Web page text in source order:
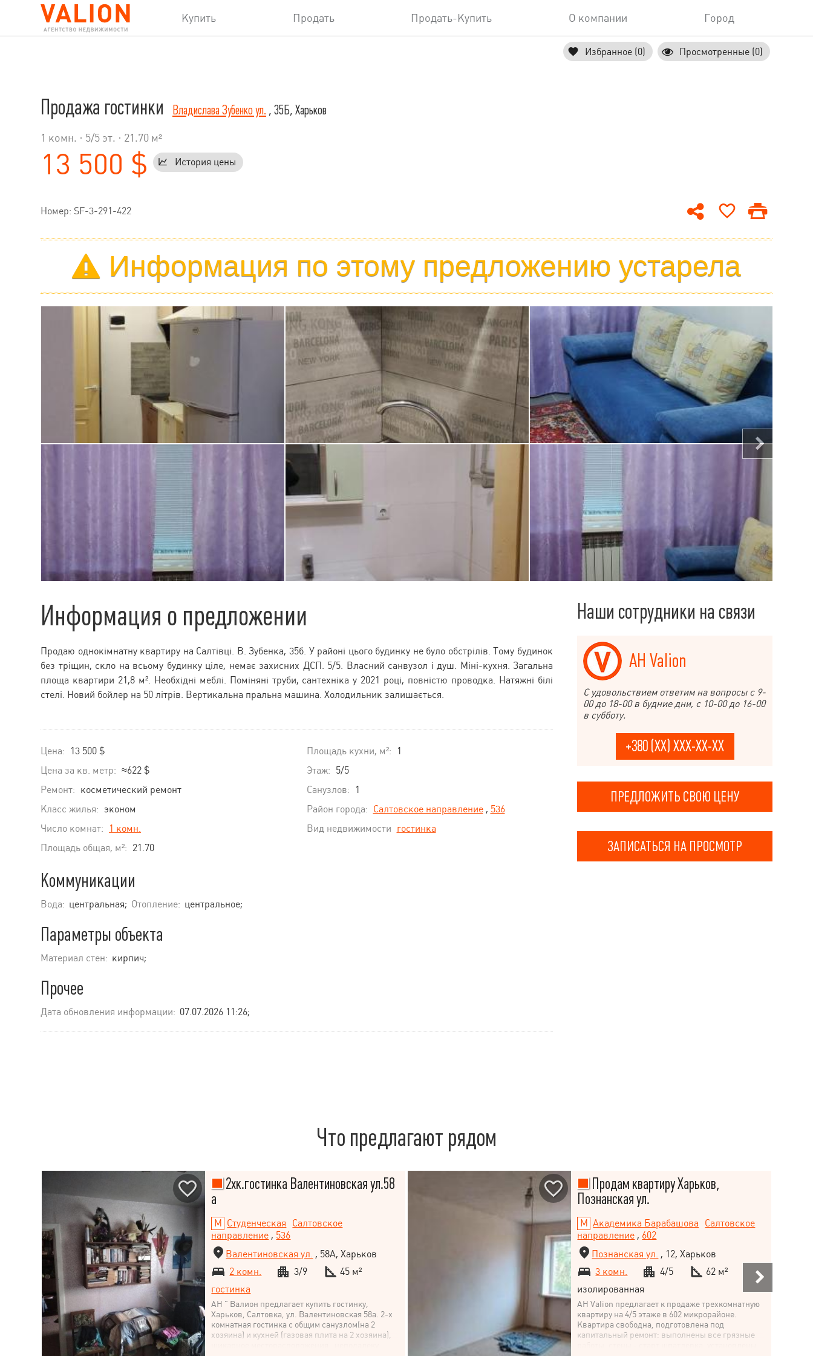
Купить Продать Продать-Купить О компании Город
Избранное (0) Просмотренные (0)
Продажа гостинки Владислава Зубенко ул. , 35Б, Харьков
1 комн. · 5/5 эт. · 21.70 м²
13 500 $ История цены
Номер: SF-3-291-422
Информация по этому предложению устарела
Информация о предложении
Продаю однокімнатну квартиру на Салтівці. В. Зубенка, 35б. У районі цього будинку не було обстрілів. Тому будинок
без тріщин, скло на всьому будинку ціле, немає захисних ДСП. 5/5. Власний санвузол і душ. Міні-кухня. Загальна
площа квартири 21,8 м². Необхідні меблі. Поміняні труби, сантехніка у 2021 році, повністю проводка. Натяжні білі
стелі. Новий бойлер на 50 літрів. Вертикальна пральна машина. Холодильник залишається.
Цена:
13 500 $
Цена за кв. метр: ≈622 $
Ремонт: косметический ремонт
Класс жилья: эконом
Число комнат:
1 комн.
Площадь общая, м²: 21.70
Площадь кухни, м²:
1
Этаж: 5/5
Санузлов:
1
Район города: Салтовское направление, 536
Вид недвижимости гостинка
Коммуникации
Вода: центральная; Отопление: центральное;
Параметры объекта
Материал стен: кирпич;
Прочее
Дата обновления информации: 07.07.2026 11:26;
Наши сотрудники на связи
АН Valion
С удовольствием ответим на вопросы с 9-
00 до 18-00 в будние дни, с 10-00 до 16-00
в субботу.
+380 (XX) XXX-XX-XX
ПРЕДЛОЖИТЬ СВОЮ ЦЕНУ
ЗАПИСАТЬСЯ НА ПРОСМОТР
Что предлагают рядом
2хк.гостинка Валентиновская ул.58
а
Студенческая
Салтовское
направление , 536
Валентиновская ул. , 58А, Харьков
2 комн.
3/9
45 м²
гостинка
АН " Валион предлагает купить гостинку,
Харьков, Салтовка, ул. Валентиновская 58а. 2-х
комнатная гостинка с общим санузлом(на 2
хозяина) и кухней (газовая плита на 2 хозяина),
Продам квартиру Харьков,
Познанская ул.
Академика Барабашова
Салтовское
направление , 602
Познанская ул. , 12, Харьков
3 комн.
4/5
62 м²
изолированная
АН Valion предлагает к продаже трехкомнатную
квартиру на 4/5 этаже в 602 микрорайоне.
Квартира свободна, подготовлена под
капитальный ремонт: выполнены все грязные